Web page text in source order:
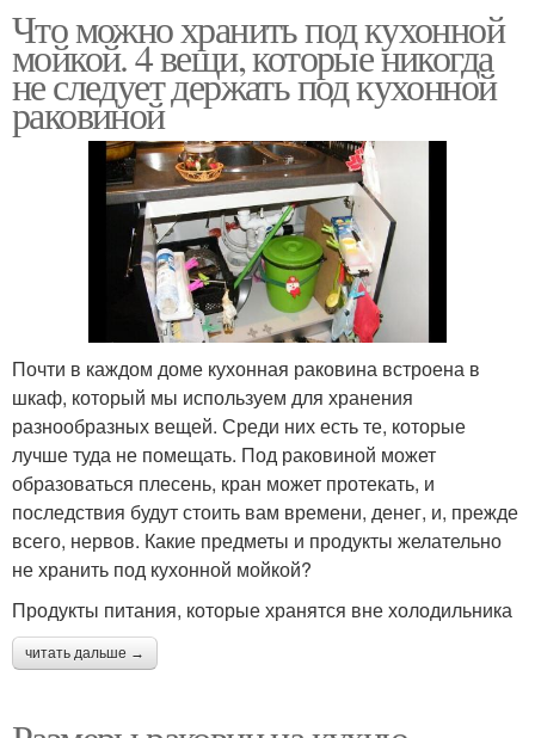
Что можно хранить под кухонной
мойкой. 4 вещи, которые никогда
не следует держать под кухонной
раковиной
Почти в каждом доме кухонная раковина встроена в
шкаф, который мы используем для хранения
разнообразных вещей. Среди них есть те, которые
лучше туда не помещать. Под раковиной может
образоваться плесень, кран может протекать, и
последствия будут стоить вам времени, денег, и, прежде
всего, нервов. Какие предметы и продукты желательно
не хранить под кухонной мойкой?
Продукты питания, которые хранятся вне холодильника
читать дальше →